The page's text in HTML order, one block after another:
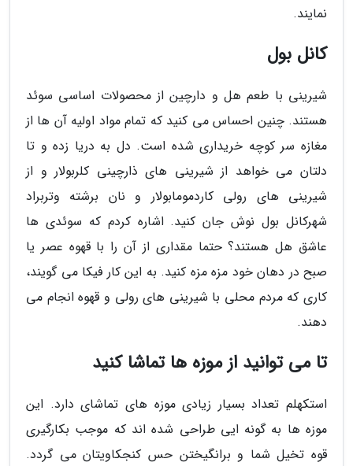
نمایند.
کانل بول
شیرینی با طعم هل و دارچین از محصولات اساسی سوئد
هستند. چنین احساس می کنید که تمام مواد اولیه آن ها از
مغازه سر کوچه خریداری شده است. دل به دریا زده و تا
دلتان می خواهد از شیرینی های ذارچینی کلربولار و از
شیرینی های رولی کاردمومابولار و نان برشته وتربراد
شهرکانل بول نوش جان کنید. اشاره کردم که سوئدی ها
عاشق هل هستند؟ حتما مقداری از آن را با قهوه عصر یا
صبح در دهان خود مزه مزه کنید. به این کار فیکا می گویند،
کاری که مردم محلی با شیرینی های رولی و قهوه انجام می
دهند.
تا می توانید از موزه ها تماشا کنید
استکهلم تعداد بسیار زیادی موزه های تماشای دارد. این
موزه ها به گونه ایی طراحی شده اند که موجب بکارگیری
قوه تخیل شما و برانگیختن حس کنجکاویتان می گردد.